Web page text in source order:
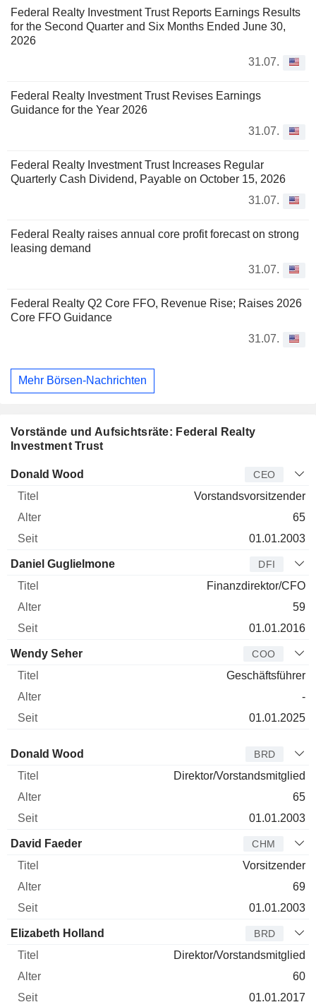
Federal Realty Investment Trust Reports Earnings Results
for the Second Quarter and Six Months Ended June 30,
2026
31.07.
Federal Realty Investment Trust Revises Earnings
Guidance for the Year 2026
31.07.
Federal Realty Investment Trust Increases Regular
Quarterly Cash Dividend, Payable on October 15, 2026
31.07.
Federal Realty raises annual core profit forecast on strong
leasing demand
31.07.
Federal Realty Q2 Core FFO, Revenue Rise; Raises 2026
Core FFO Guidance
31.07.
Mehr Börsen-Nachrichten
Vorstände und Aufsichtsräte: Federal Realty
Investment Trust
Manager Titel
Donald Wood CEO
Vorstandsvorsitzender
65
01.01.2003
Daniel Guglielmone DFI
Finanzdirektor/CFO
59
01.01.2016
Wendy Seher COO
Geschäftsführer
-
01.01.2025
Verwaltungsratsmitglied
Donald Wood BRD
Direktor/Vorstandsmitglied
65
01.01.2003
David Faeder CHM
Vorsitzender
69
01.01.2003
Elizabeth Holland BRD
Direktor/Vorstandsmitglied
60
01.01.2017